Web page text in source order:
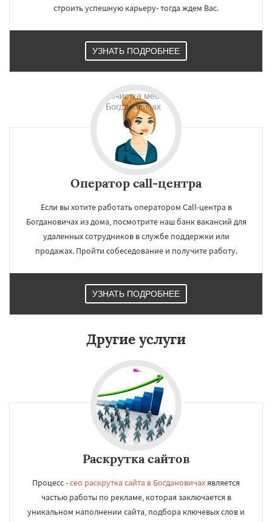
Верхняя Салда
Верхняя Тура
Верхотурье Волчанск
Дегтярск
Заречный Ивдель Ирбит
Каменск-Уральский
Камышлов
Карпинск Качканар
Кировград
Невьянск Нижние Серги
Нижняя Салда
Нижняя Тура Новая Ляля Новоуральск
Серов Среднеуральск
Сысерть Тавда
Талица
строить успешную карьеру- тогда ждем Вас.
УЗНАТЬ ПОДРОБНЕЕ
Оператор call-центра
Если вы хотите работать оператором Call-центра в
Богдановичах из дома, посмотрите наш банк вакансий для
удаленных сотрудников в службе поддержки или
продажах. Пройти собеседование и получите работу.
УЗНАТЬ ПОДРОБНЕЕ
Другие услуги
Раскрутка сайтов
Процесс -сео раскрутка сайта в Богдановичахявляется
частью работы по рекламе, которая заключается в
уникальном наполнении сайта, подбора ключевых слов и
УЗНАТЬ ПОДРОБНЕЕ
Даю согласие на обработку персональных данных